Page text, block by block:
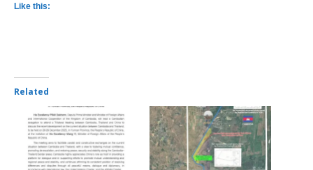
Like this:
Related